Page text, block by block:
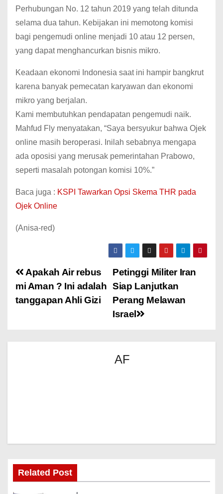
Perhubungan No. 12 tahun 2019 yang telah ditunda
selama dua tahun. Kebijakan ini memotong komisi
bagi pengemudi online menjadi 10 atau 12 persen,
yang dapat menghancurkan bisnis mikro.
Keadaan ekonomi Indonesia saat ini hampir bangkrut
karena banyak pemecatan karyawan dan ekonomi
mikro yang berjalan.
Kami membutuhkan pendapatan pengemudi naik.
Mahfud Fly menyatakan, “Saya bersyukur bahwa Ojek
online masih beroperasi. Inilah sebabnya mengapa
ada oposisi yang merusak pemerintahan Prabowo,
seperti masalah potongan komisi 10%.”
Baca juga : KSPI Tawarkan Opsi Skema THR pada
Ojek Online
(Anisa-red)
Petinggi Militer Iran
Siap Lanjutkan
Perang Melawan
Israel
Apakah Air rebus
mi Aman ? Ini adalah
tanggapan Ahli Gizi
AF
Related Post